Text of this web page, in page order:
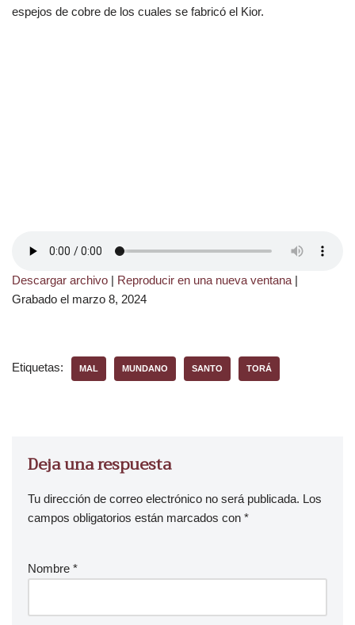
espejos de cobre de los cuales se fabricó el Kior.
Descargar archivo | Reproducir en una nueva ventana |
Grabado el marzo 8, 2024
Etiquetas: MAL MUNDANO SANTO TORÁ
Deja una respuesta
Tu dirección de correo electrónico no será publicada. Los
campos obligatorios están marcados con *
Nombre *